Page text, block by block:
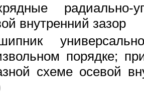
радиально-
внутренний зазор
порядке;
схеме осевой